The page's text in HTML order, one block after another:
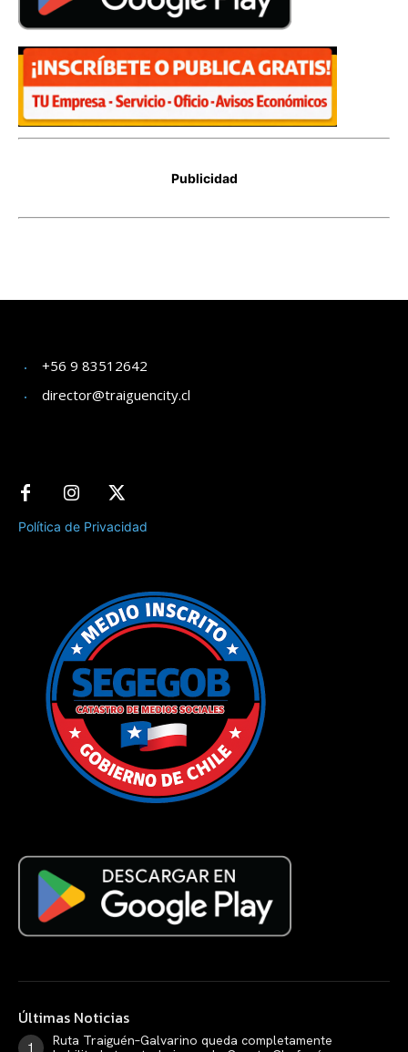
+56 9 83512642
director@traiguencity.cl
Política de Privacidad
Últimas Noticias
Ruta Traiguén–Galvarino queda completamente